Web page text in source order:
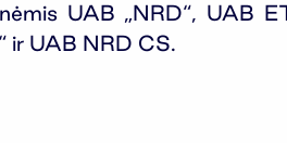
UAB „NRD“, UAB
ir UAB NRD CS.